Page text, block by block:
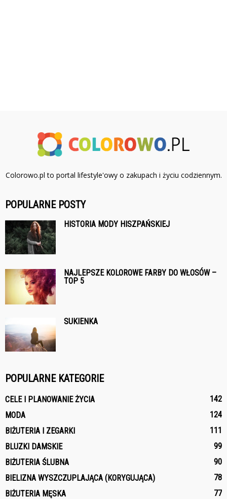
Colorowo.pl to portal lifestyle'owy o zakupach i życiu codziennym.
POPULARNE POSTY
HISTORIA MODY HISZPAŃSKIEJ
NAJLEPSZE KOLOROWE FARBY DO WŁOSÓW –
TOP 5
SUKIENKA
POPULARNE KATEGORIE
CELE I PLANOWANIE ŻYCIA
142
MODA
124
BIŻUTERIA I ZEGARKI
111
BLUZKI DAMSKIE
99
BIŻUTERIA ŚLUBNA
90
BIELIZNA WYSZCZUPLAJĄCA (KORYGUJĄCA)
78
BIŻUTERIA MĘSKA
77